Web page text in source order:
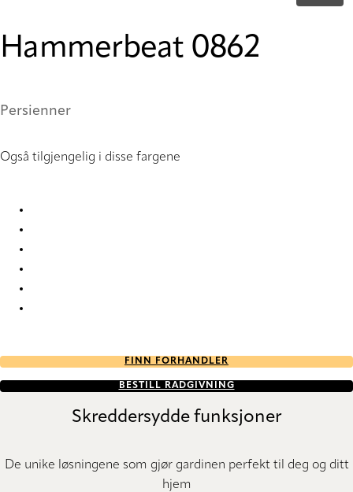
Hammerbeat 0862
Persienner
Også tilgjengelig i disse fargene
FINN FORHANDLER
BESTILL RÅDGIVNING
Skreddersydde funksjoner
De unike løsningene som gjør gardinen perfekt til deg og ditt
hjem